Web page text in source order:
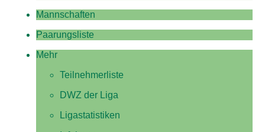
Mannschaften
Paarungsliste
Mehr
Teilnehmerliste
DWZ der Liga
Ligastatistiken